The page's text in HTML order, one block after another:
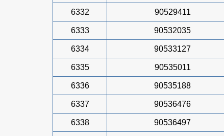
6332 90529411
6333 90532035
6334 90533127
6335 90535011
6336 90535188
6337 90536476
6338 90536497